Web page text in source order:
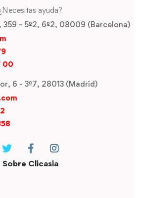
ayuda?
359 - 5º2, 6º2, 08009 (Barcelona)
00
6 - 3º7, 28013 (Madrid)
Sobre Clicasia